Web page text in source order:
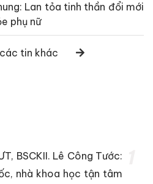
Lan tỏa tinh thần đổi mới
phụ nữ
tin khác
BSCKII. Lê Công Tước:
nhà khoa học tận tâm